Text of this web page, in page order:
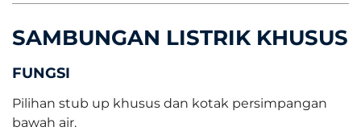
SAMBUNGAN LISTRIK KHUSUS
FUNGSI
Pilihan stub up khusus dan kotak persimpangan
bawah air.